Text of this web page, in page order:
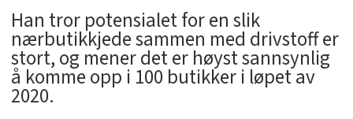
Han tror potensialet for en slik
nærbutikkjede sammen med drivstoff er
stort, og mener det er høyst sannsynlig
å komme opp i 100 butikker i løpet av
2020.